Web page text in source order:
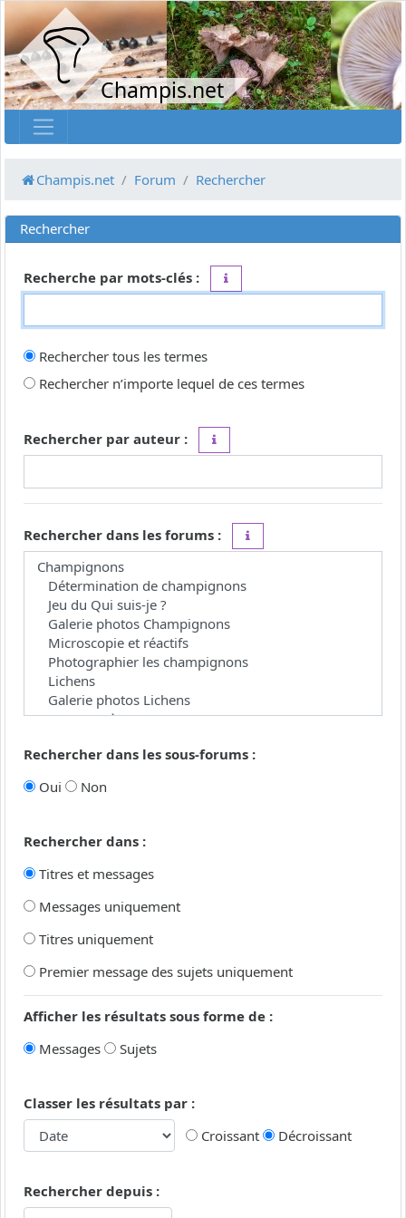
Champis.net
Champis.net Forum Rechercher
Rechercher
Recherche par mots-clés :
Rechercher tous les termes
Rechercher n’importe lequel de ces termes
Rechercher par auteur :
Rechercher dans les forums :
Rechercher dans les sous-forums :
Oui
Non
Rechercher dans :
Titres et messages
Messages uniquement
Titres uniquement
Premier message des sujets uniquement
Afficher les résultats sous forme de :
Messages
Sujets
Classer les résultats par :
Croissant
Décroissant
Rechercher depuis :